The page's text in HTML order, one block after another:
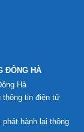
ĐÔNG HÀ
Hà
thông tin điện tử
hành lại thông